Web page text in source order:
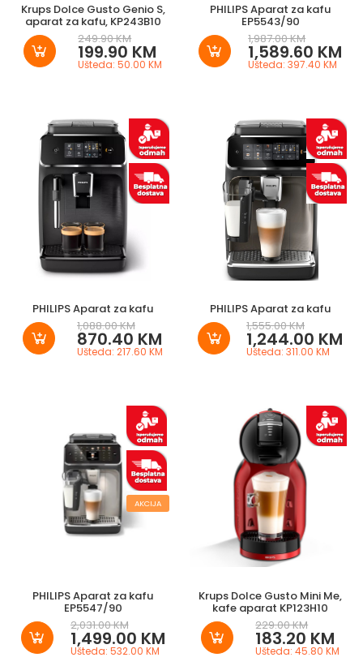
Krups Dolce Gusto Genio S,
aparat za kafu, KP243B10
249.90 KM
199.90 KM
Ušteda: 50.00 KM
PHILIPS Aparat za kafu
EP5543/90
1,987.00 KM
1,589.60 KM
Ušteda: 397.40 KM
PHILIPS Aparat za kafu
1,088.00 KM
870.40 KM
Ušteda: 217.60 KM
PHILIPS Aparat za kafu
1,555.00 KM
1,244.00 KM
Ušteda: 311.00 KM
AKCIJA
PHILIPS Aparat za kafu
EP5547/90
2,031.00 KM
1,499.00 KM
Ušteda: 532.00 KM
Krups Dolce Gusto Mini Me,
kafe aparat KP123H10
229.00 KM
183.20 KM
Ušteda: 45.80 KM